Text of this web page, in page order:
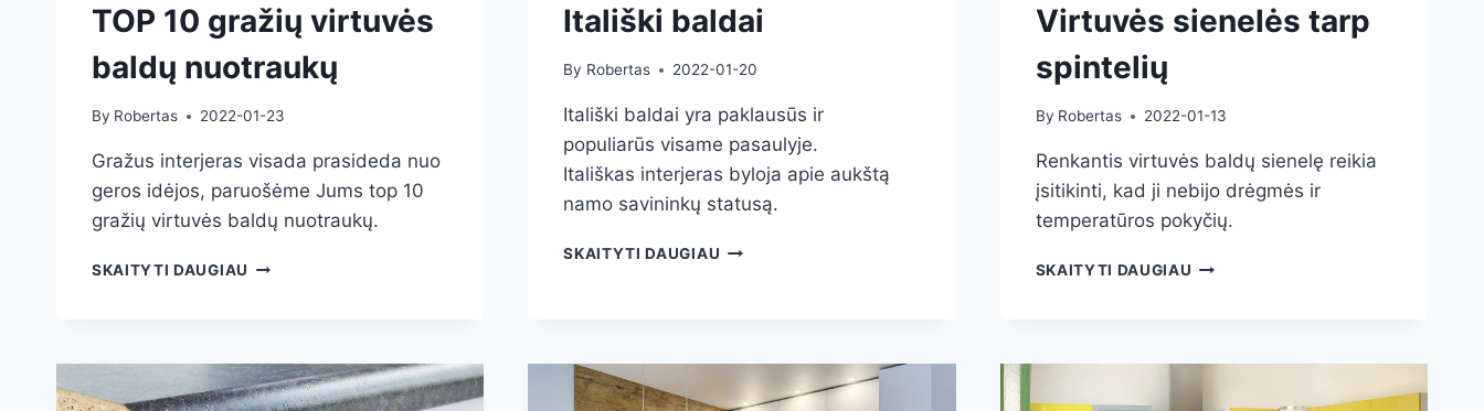
TOP 10 gražių virtuvės
baldų nuotraukų
By Robertas 2022-01-23
Gražus interjeras visada prasideda nuo
geros idėjos, paruošėme Jums top 10
gražių virtuvės baldų nuotraukų.
SKAITYTI DAUGIAU TOP
NUOTRAUKŲ
Itališki baldai
By Robertas 2022-01-20
Itališki baldai yra paklausūs ir
populiarūs visame pasaulyje.
Itališkas interjeras byloja apie aukštą
namo savininkų statusą.
SKAITYTI DAUGIAU ITALIŠKI
Virtuvės sienelės tarp
spintelių
By Robertas 2022-01-13
Renkantis virtuvės baldų sienelę reikia
įsitikinti, kad ji nebijo drėgmės ir
temperatūros pokyčių.
SKAITYTI DAUGIAU VIRTUVĖS